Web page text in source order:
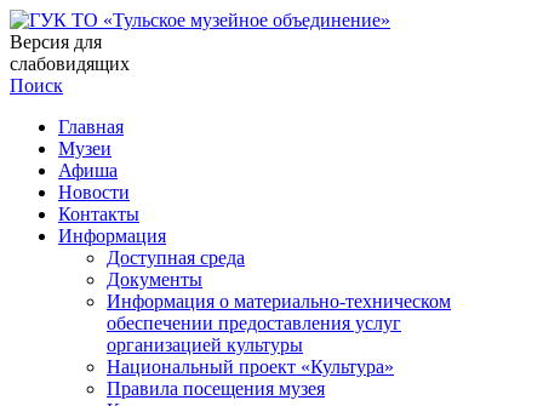
Версия для
слабовидящих
Поиск
Главная
Музеи
Афиша
Новости
Контакты
Информация
Доступная среда
Документы
Информация о материально-техническом
обеспечении предоставления услуг
организацией культуры
Национальный проект «Культура»
Правила посещения музея